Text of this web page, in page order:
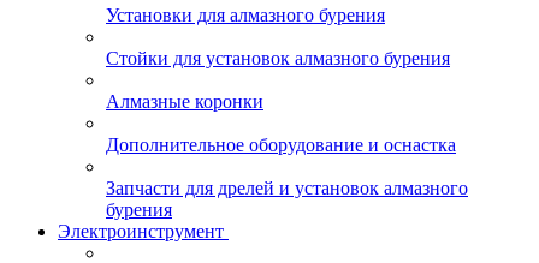
Установки для алмазного бурения
Стойки для установок алмазного бурения
Алмазные коронки
Дополнительное оборудование и оснастка
Запчасти для дрелей и установок алмазного
бурения
Электроинструмент